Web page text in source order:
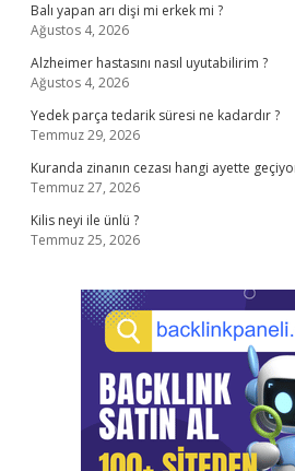
Balı yapan arı dişi mi erkek mi ?
Ağustos 4, 2026
Alzheimer hastasını nasıl uyutabilirim ?
Ağustos 4, 2026
Yedek parça tedarik süresi ne kadardır ?
Temmuz 29, 2026
Kuranda zinanın cezası hangi ayette
Temmuz 27, 2026
Kilis neyi ile ünlü ?
Temmuz 25, 2026